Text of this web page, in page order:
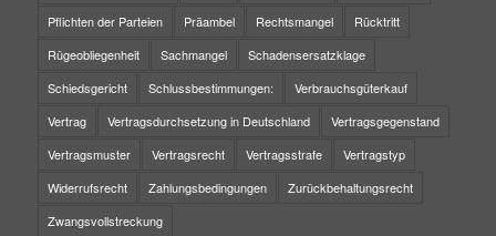
Pflichten der Parteien
Präambel Rechtsmangel
Rücktritt
Rügeobliegenheit
Sachmangel
Schadensersatzklage
Schiedsgericht
Schlussbestimmungen:
Verbrauchsgüterkauf
Vertrag
Vertragsdurchsetzung in Deutschland
Vertragsgegenstand
Vertragsmuster
Vertragsrecht Vertragsstrafe
Vertragstyp
Widerrufsrecht
Zahlungsbedingungen
Zurückbehaltungsrecht
Zwangsvollstreckung